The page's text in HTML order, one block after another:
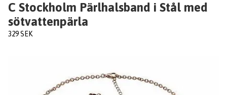
C Stockholm Pärlhalsband i Stål med
sötvattenpärla
329 SEK